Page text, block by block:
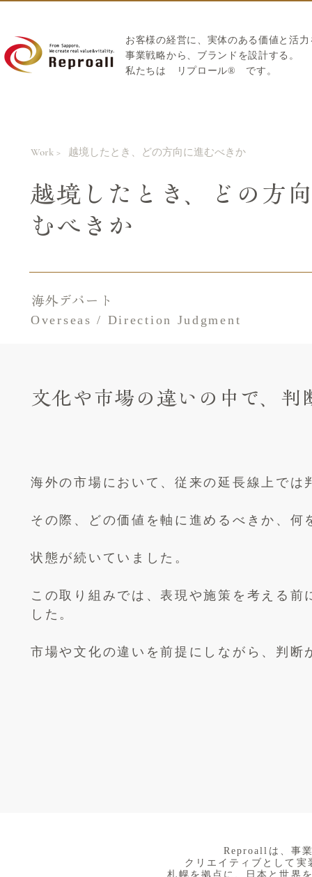
お客様の経営に、実体のある価値と活
​事業戦略から、ブランドを設計する。
私たちは
リプロール® です。
Work > 越境したとき、どの方向に進むべきか
越境したとき、どの方
むべきか
海外デパート
Overseas / Direction Judgment
文化や市場の違いの中で、
海外の市場において、従来の延長線上で
その際、どの価値を軸に進めるべきか、
状態が続いていました。
この取り組みでは、表現や施策を考える
した。
市場や文化の違いを前提にしながら、判
​Reproallは、事
クリエイティブとして
札幌を拠点に、日本と世界